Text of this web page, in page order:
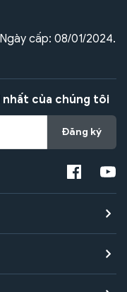
cấp: 08/01/2024.
của chúng tôi
Đăng ký